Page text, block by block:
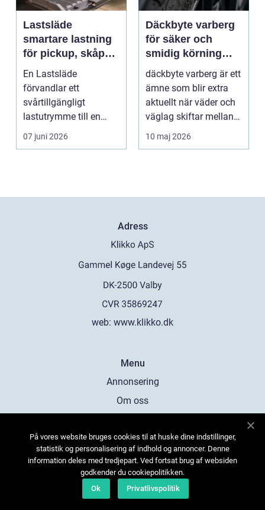
Lastsläde
smartare lastning
för pickup, skåpbil
och personbil
En Lastsläde
förvandlar ett
svårtillgängligt
lastutrymme till en
lättjobbad yta. Genom
att dra ut la...
07 juni 2026
Däckbyte varberg
för säker och
smidig körning
Året runt
däckbyte varberg är ett
ämne som blir extra
aktuellt när väder och
väglag skiftar mellan
sommar och ...
10 maj 2026
Adress
web: www.klikko.dk
Menu
Annonsering
Om oss
Kontakta oss
Sitemap
På vores website bruges cookies til at huske dine indstillinger,
statistik og personalisering af indhold og annoncer. Denne
information deles med tredjepart. Ved fortsat brug af websiden
godkender du cookiepolitikken.
Ok
Privatlivspolitik